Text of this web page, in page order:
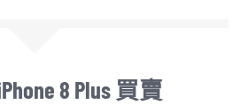
8 Plus 買賣